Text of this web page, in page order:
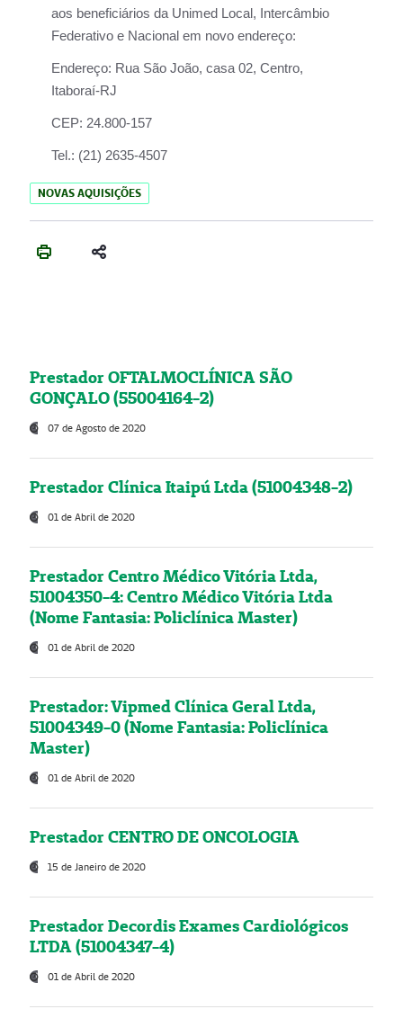
aos beneficiários da Unimed Local, Intercâmbio
Federativo e Nacional em novo endereço:
Endereço: Rua São João, casa 02, Centro,
Itaboraí-RJ
CEP: 24.800-157
Tel.: (21) 2635-4507
NOVAS AQUISIÇÕES
Prestador OFTALMOCLÍNICA SÃO
GONÇALO (55004164-2)
07 de Agosto de 2020
Prestador Clínica Itaipú Ltda (51004348-2)
01 de Abril de 2020
Prestador Centro Médico Vitória Ltda,
51004350-4: Centro Médico Vitória Ltda
(Nome Fantasia: Policlínica Master)
01 de Abril de 2020
Prestador: Vipmed Clínica Geral Ltda,
51004349-0 (Nome Fantasia: Policlínica
Master)
01 de Abril de 2020
Prestador CENTRO DE ONCOLOGIA
15 de Janeiro de 2020
Prestador Decordis Exames Cardiológicos
LTDA (51004347-4)
01 de Abril de 2020